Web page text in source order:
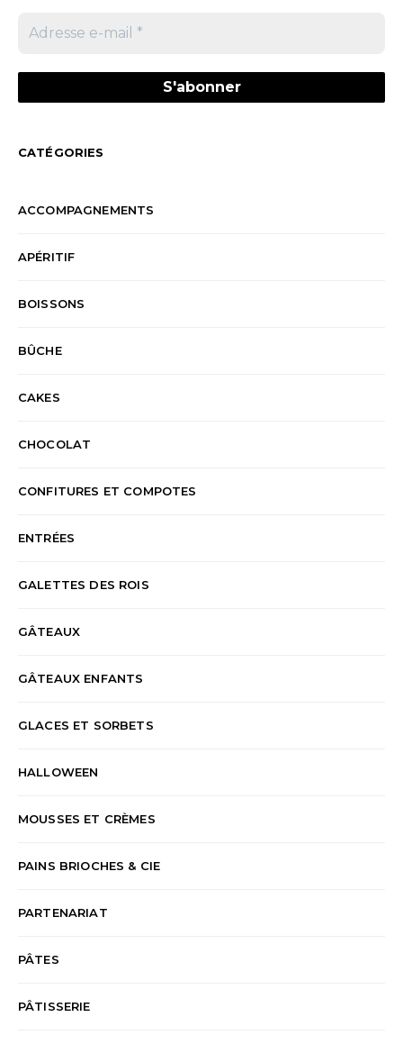
CATÉGORIES
ACCOMPAGNEMENTS
APÉRITIF
BOISSONS
BÛCHE
CAKES
CHOCOLAT
CONFITURES ET COMPOTES
ENTRÉES
GALETTES DES ROIS
GÂTEAUX
GÂTEAUX ENFANTS
GLACES ET SORBETS
HALLOWEEN
MOUSSES ET CRÈMES
PAINS BRIOCHES & CIE
PARTENARIAT
PÂTES
PÂTISSERIE